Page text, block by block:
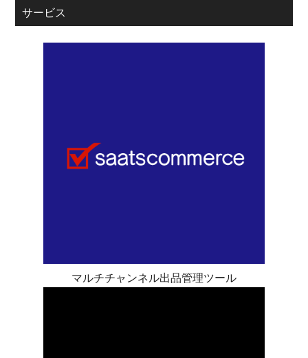
サービス
マルチチャンネル出品管理ツール